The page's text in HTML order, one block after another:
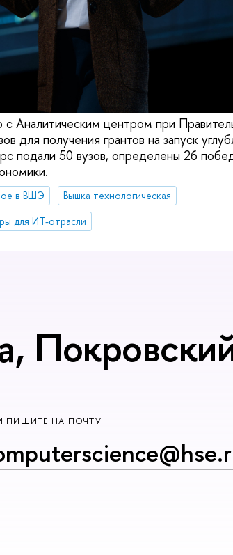
Аналитическим центром при
для получения грантов на запуск
подали 50 вузов, определены 26
в ВШЭ
Вышка технологическая
для ИТ-отрасли
ПИШИТЕ НА ПОЧТУ